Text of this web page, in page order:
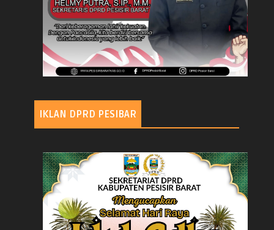
IKLAN DPRD PESIBAR